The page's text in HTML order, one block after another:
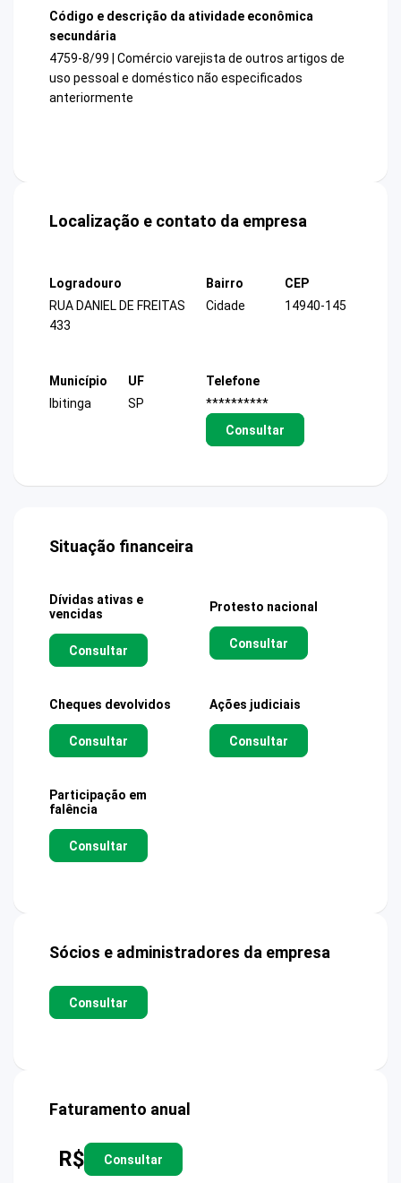
Código e descrição da atividade econômica
secundária
4759-8/99 | Comércio varejista de outros artigos de
uso pessoal e doméstico não especificados
anteriormente
Localização e contato da empresa
Logradouro
RUA DANIEL DE FREITAS
433
Bairro
Cidade
CEP
14940-145
Município
Ibitinga
UF
SP
Telefone
**********
Consultar
Situação financeira
Dívidas ativas e
vencidas
Consultar
Protesto nacional
Consultar
Cheques devolvidos
Consultar
Ações judiciais
Consultar
Participação em
falência
Consultar
Sócios e administradores da empresa
Consultar
Faturamento anual
R$ Consultar